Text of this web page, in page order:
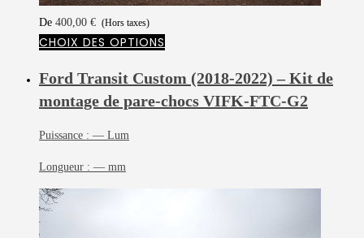
De 400,00 € (Hors taxes)
CHOIX DES OPTIONS
Ford Transit Custom (2018-2022) – Kit de
montage de pare-chocs VIFK-FTC-G2
Puissance : — Lum
Longueur : — mm